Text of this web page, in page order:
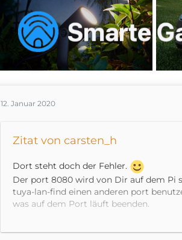
12. Januar 2020
Zitat von carsten_h
Dort steht doch der Fehler.
Der port 8080 wird von Dir auf dem Pi
tuya-lan-find einen anderen port
was auf dem Port läuft beenden.
Ich würde tuya-lan auch in der